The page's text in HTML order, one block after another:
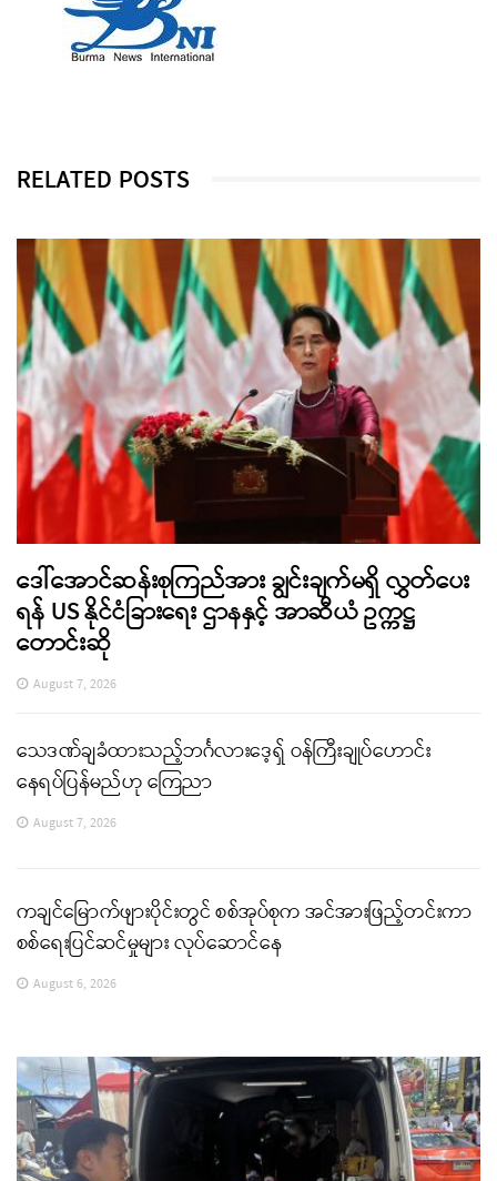
RELATED POSTS
ဒေါ်အောင်ဆန်းစုကြည်အား ချွင်းချက်မရှိ လွှတ်ပေး
ရန် US နိုင်ငံခြားရေး ဌာနနှင့် အာဆီယံ ဥက္ကဋ္ဌ
တောင်းဆို
August 7, 2026
သေဒဏ်ချခံထားသည့်ဘင်္ဂလားဒေ့ရှ် ဝန်ကြီးချုပ်ဟောင်း
နေရပ်ပြန်မည်ဟု ကြေညာ
August 7, 2026
ကချင်မြောက်ဖျားပိုင်းတွင် စစ်အုပ်စုက အင်အားဖြည့်တင်းကာ
စစ်ရေးပြင်ဆင်မှုများ လုပ်ဆောင်နေ
August 6, 2026